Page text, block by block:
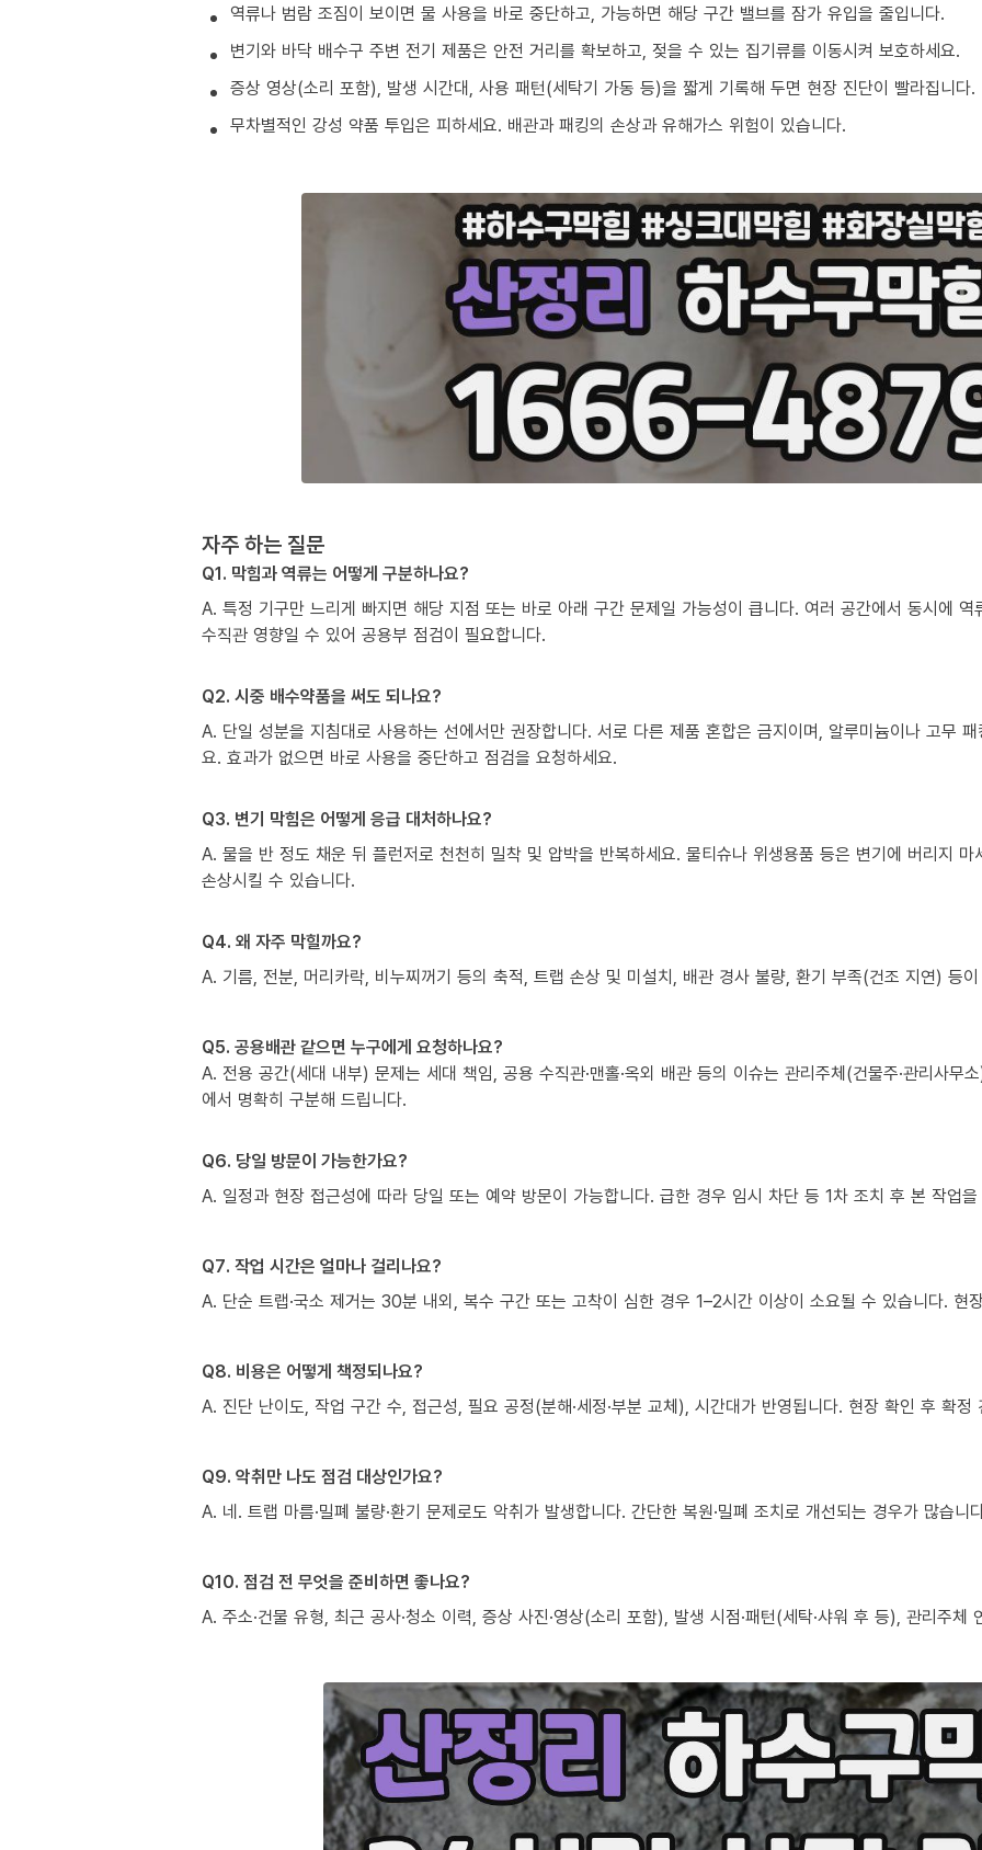
역류나 범람 조짐이 보이면 물 사용을 바로 중단하고, 가능하면 해당 구간 밸브를 잠가 유입을 줄입니다.
변기와 바닥 배수구 주변 전기 제품은 안전 거리를 확보하고, 젖을 수 있는 집기류를 이동시켜 보호하세요.
증상 영상(소리 포함), 발생 시간대, 사용 패턴(세탁기 가동 등)을 짧게 기록해 두면 현장 진단이 빨라집니다.
무차별적인 강성 약품 투입은 피하세요. 배관과 패킹의 손상과 유해가스 위험이 있습니다.
자주 하는 질문
Q1. 막힘과 역류는 어떻게 구분하나요?
A. 특정 기구만 느리게 빠지면 해당 지점 또는 바로 아래 구간 문제일 가능성이 큽니다. 여러 공간에서 동시에
수직관 영향일 수 있어 공용부 점검이 필요합니다.
Q2. 시중 배수약품을 써도 되나요?
A. 단일 성분을 지침대로 사용하는 선에서만 권장합니다. 서로 다른 제품 혼합은 금지이며, 알루미늄이나 고무
요. 효과가 없으면 바로 사용을 중단하고 점검을 요청하세요.
Q3. 변기 막힘은 어떻게 응급 대처하나요?
A. 물을 반 정도 채운 뒤 플런저로 천천히 밀착 및 압박을 반복하세요. 물티슈나 위생용품 등은 변기에 버리지
손상시킬 수 있습니다.
Q4. 왜 자주 막힐까요?
A. 기름, 전분, 머리카락, 비누찌꺼기 등의 축적, 트랩 손상 및 미설치, 배관 경사 불량, 환기 부족(건조 지연) 등
Q5. 공용배관 같으면 누구에게 요청하나요?
A. 전용 공간(세대 내부) 문제는 세대 책임, 공용 수직관·맨홀·옥외 배관 등의 이슈는 관리주체(건물주·관리사무
에서 명확히 구분해 드립니다.
Q6. 당일 방문이 가능한가요?
A. 일정과 현장 접근성에 따라 당일 또는 예약 방문이 가능합니다. 급한 경우 임시 차단 등 1차 조치 후 본 작업을
Q7. 작업 시간은 얼마나 걸리나요?
A. 단순 트랩·국소 제거는 30분 내외, 복수 구간 또는 고착이 심한 경우 1–2시간 이상이 소요될 수 있습니다. 현
Q8. 비용은 어떻게 책정되나요?
A. 진단 난이도, 작업 구간 수, 접근성, 필요 공정(분해·세정·부분 교체), 시간대가 반영됩니다. 현장 확인 후 확정
Q9. 악취만 나도 점검 대상인가요?
A. 네. 트랩 마름·밀폐 불량·환기 문제로도 악취가 발생합니다. 간단한 복원·밀폐 조치로 개선되는 경우가 많습니
Q10. 점검 전 무엇을 준비하면 좋나요?
A. 주소·건물 유형, 최근 공사·청소 이력, 증상 사진·영상(소리 포함), 발생 시점·패턴(세탁·샤워 후 등), 관리주체